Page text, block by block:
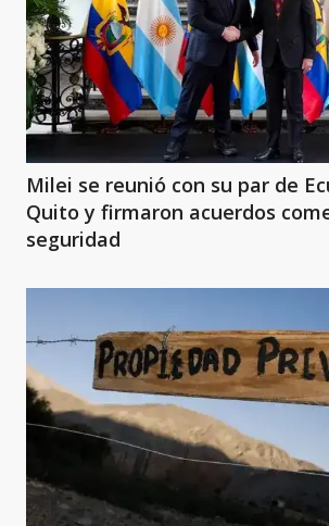
Milei se reunió con su par de
Quito y firmaron acuerdos
seguridad